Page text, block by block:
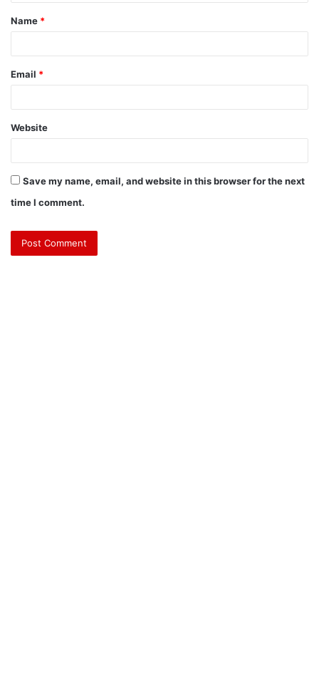
Name *
Email *
Website
Save my name, email, and website in this browser for the next
time I comment.